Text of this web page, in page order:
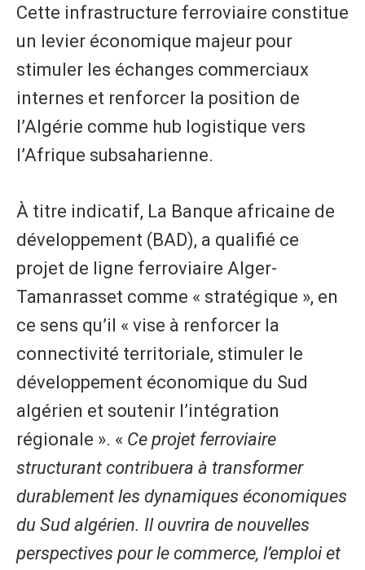
Cette infrastructure ferroviaire constitue
un levier économique majeur pour
stimuler les échanges commerciaux
internes et renforcer la position de
l’Algérie comme hub logistique vers
l’Afrique subsaharienne.
À titre indicatif, La Banque africaine de
développement (BAD), a qualifié ce
projet de ligne ferroviaire Alger-
Tamanrasset comme « stratégique », en
ce sens qu’il « vise à renforcer la
connectivité territoriale, stimuler le
développement économique du Sud
algérien et soutenir l’intégration
régionale ». « Ce projet ferroviaire
structurant contribuera à transformer
durablement les dynamiques économiques
du Sud algérien. Il ouvrira de nouvelles
perspectives pour le commerce, l’emploi et